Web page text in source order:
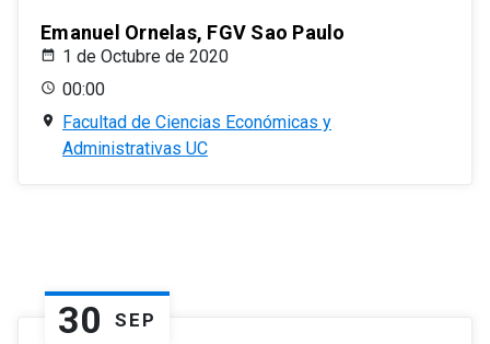
Emanuel Ornelas, FGV Sao Paulo
1 de Octubre de 2020
00:00
Facultad de Ciencias Económicas y
Administrativas UC
30 SEP